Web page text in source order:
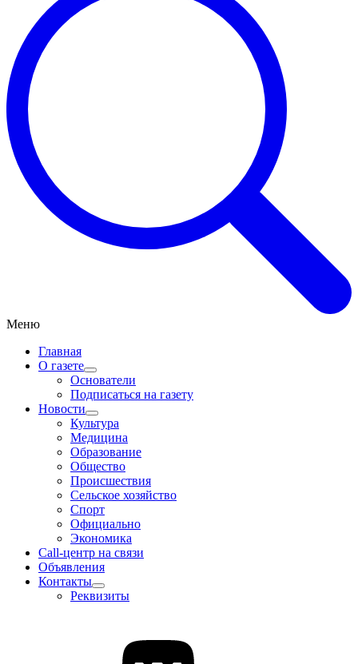
Меню
Главная
О газете
Основатели
Подписаться на газету
Новости
Культура
Медицина
Образование
Общество
Происшествия
Сельское хозяйство
Спорт
Официально
Экономика
Call-центр на связи
Объявления
Контакты
Реквизиты